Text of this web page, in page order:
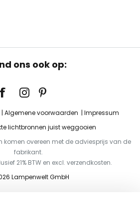
ons ook op:
Algemene voorwaarden
Impressum
lichtbronnen juist weggooien
komen overeen met de adviesprijs van de
fabrikant.
21% BTW en excl. verzendkosten.
Lampenwelt GmbH